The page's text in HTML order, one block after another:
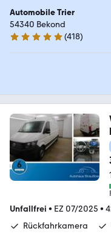
Automobile Trier
54340 Bekond
4.9 Sterne
(418)
Unfallfrei • EZ 07/2025 •
Rückfahrkamera